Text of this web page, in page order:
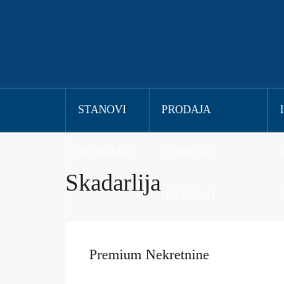
STANOVI PRODAJA STANOVA
Skadarlija
Premium Nekretnine